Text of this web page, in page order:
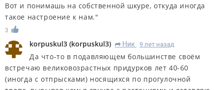
Вот и понимашь на собственной шкуре, откуда иногда
такое настроение к нам."
3
korpuskul3 (korpuskul3) R Ник 9 лет назад
Да что-то в подавляющем большинстве своём
встречаю великовозрастных придурков лет 40-60
(иногда с отпрысками) носящихся по прогулочной